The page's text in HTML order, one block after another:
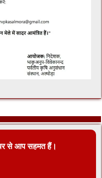
से आप सहमत हैं।